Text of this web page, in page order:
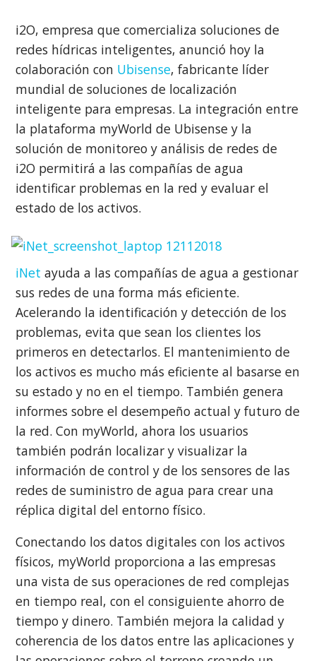
i2O, empresa que comercializa soluciones de
redes hídricas inteligentes, anunció hoy la
colaboración con Ubisense, fabricante líder
mundial de soluciones de localización
inteligente para empresas. La integración entre
la plataforma myWorld de Ubisense y la
solución de monitoreo y análisis de redes de
i2O permitirá a las compañías de agua
identificar problemas en la red y evaluar el
estado de los activos.
iNet ayuda a las compañías de agua a gestionar
sus redes de una forma más eficiente.
Acelerando la identificación y detección de los
problemas, evita que sean los clientes los
primeros en detectarlos. El mantenimiento de
los activos es mucho más eficiente al basarse en
su estado y no en el tiempo. También genera
informes sobre el desempeño actual y futuro de
la red. Con myWorld, ahora los usuarios
también podrán localizar y visualizar la
información de control y de los sensores de las
redes de suministro de agua para crear una
réplica digital del entorno físico.
Conectando los datos digitales con los activos
físicos, myWorld proporciona a las empresas
una vista de sus operaciones de red complejas
en tiempo real, con el consiguiente ahorro de
tiempo y dinero. También mejora la calidad y
coherencia de los datos entre las aplicaciones y